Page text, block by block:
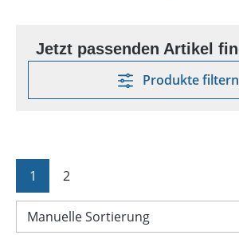
Produkte filtern
Seite
1 Seite
2